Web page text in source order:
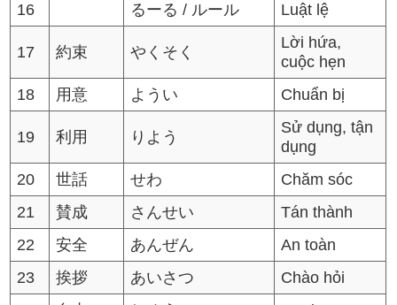
16 るーる / ルール Luật lệ
17 約束 やくそく
Lời hứa,
cuộc hẹn
18
用意 ようい Chuẩn bị
19 利用 りよう
Sử dụng, tận
dụng
20
世話 せわ
Chăm sóc
21
賛成 さんせい
Tán thành
22
安全 あんぜん
An toàn
23
挨拶 あいさつ
Chào hỏi